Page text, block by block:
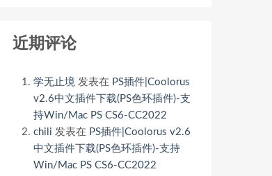
近期评论
学无止境 发表在 PS插件|Coolorus
v2.6中文插件下载(PS色环插件)-支
持Win/Mac PS CS6-CC2022
chili 发表在 PS插件|Coolorus v2.6
中文插件下载(PS色环插件)-支持
Win/Mac PS CS6-CC2022